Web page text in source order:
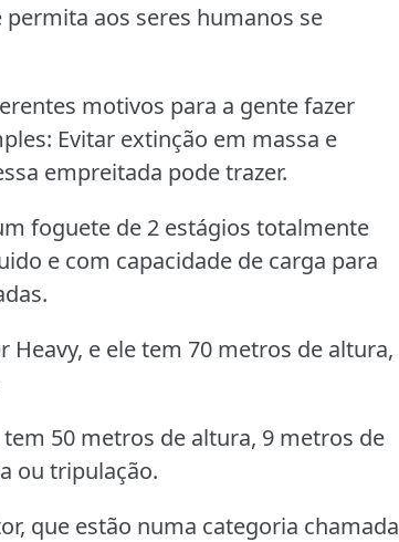
aos seres humanos se
motivos para a gente fazer
Evitar extinção em massa e
empreitada pode trazer.
foguete de 2 estágios totalmente
e com capacidade de carga para
e ele tem 70 metros de altura,
50 metros de altura, 9 metros de
ou tripulação.
que estão numa categoria chamada